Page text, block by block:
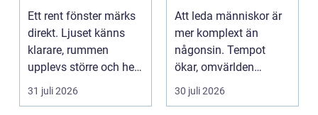
utsikt
Ett rent fönster märks
direkt. Ljuset känns
klarare, rummen
upplevs större och hela
hemmet eller kon...
31 juli 2026
ledare som håller i
längden
Att leda människor är
mer komplext än
någonsin. Tempot
ökar, omvärlden
förändras snabbt och
medarbet...
30 juli 2026